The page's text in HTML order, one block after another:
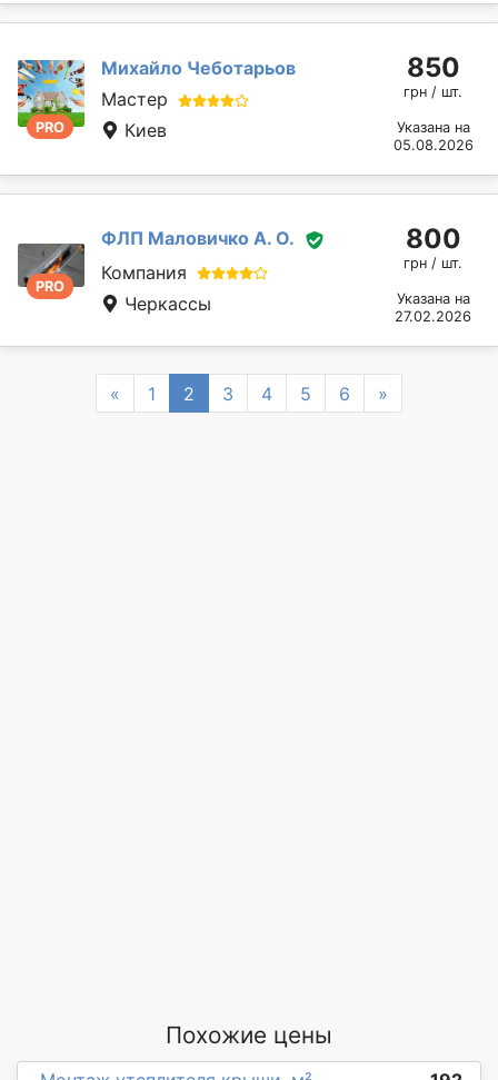
PRO
Михайло Чеботарьов
Мастер
Киев
850
грн / шт.
Указана на
05.08.2026
PRO
ФЛП Маловичко А. О.
Компания
Черкассы
800
грн / шт.
Указана на
27.02.2026
« Previous
1 2 3 4 5 6 »
Похожие цены